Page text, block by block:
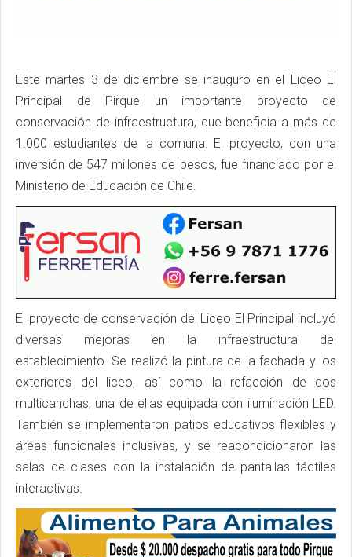
Este martes 3 de diciembre se inauguró en el Liceo El
Principal de Pirque un importante proyecto de
conservación de infraestructura, que beneficia a más de
1.000 estudiantes de la comuna. El proyecto, con una
inversión de 547 millones de pesos, fue financiado por el
Ministerio de Educación de Chile.
El proyecto de conservación del Liceo El Principal incluyó
diversas mejoras en la infraestructura del
establecimiento. Se realizó la pintura de la fachada y los
exteriores del liceo, así como la refacción de dos
multicanchas, una de ellas equipada con iluminación LED.
También se implementaron patios educativos flexibles y
áreas funcionales inclusivas, y se reacondicionaron las
salas de clases con la instalación de pantallas táctiles
interactivas.